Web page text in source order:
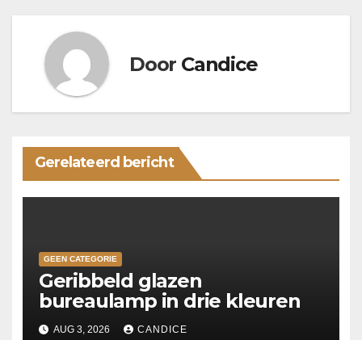
Door Candice
Gerelateerd bericht
GEEN CATEGORIE
Geribbeld glazen
bureaulamp in drie kleuren
AUG 3, 2026 CANDICE